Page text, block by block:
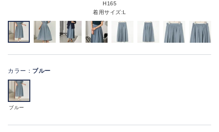
H165
着用サイズ:L
カラー： ブルー
ブルー